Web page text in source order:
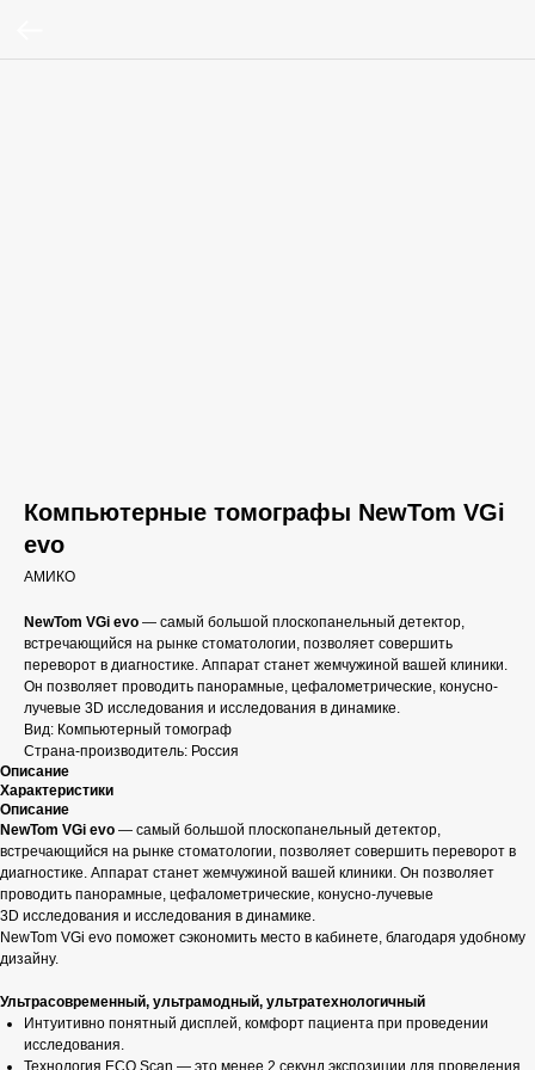
Компьютерные томографы NewTom VGi
evo
АМИКО
NewTom VGi evo — самый большой плоскопанельный детектор,
встречающийся на рынке стоматологии, позволяет совершить
переворот в диагностике. Аппарат станет жемчужиной вашей клиники.
Он позволяет проводить панорамные, цефалометрические, конусно-
лучевые 3D исследования и исследования в динамике.
Вид: Компьютерный томограф
Страна-производитель: Россия
Описание
Характеристики
Описание
NewTom VGi evo — самый большой плоскопанельный детектор,
встречающийся на рынке стоматологии, позволяет совершить переворот в
диагностике. Аппарат станет жемчужиной вашей клиники. Он позволяет
проводить панорамные, цефалометрические, конусно-лучевые
3D исследования и исследования в динамике.
NewTom VGi evo поможет сэкономить место в кабинете, благодаря удобному
дизайну.
Ультрасовременный, ультрамодный, ультратехнологичный
Интуитивно понятный дисплей, комфорт пациента при проведении
исследования.
Технология ECO Scan — это менее 2 секунд экспозиции для проведения